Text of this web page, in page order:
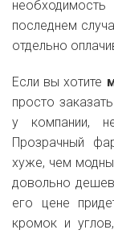
последнем
отдельно
Если вы хотите
просто
у компании,
Прозрачный
хуже, чем
довольно
его цене
кромок и